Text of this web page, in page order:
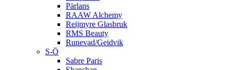
Pärlans
RAAW Alchemy
Reijmyre Glasbruk
RMS Beauty
Runevad/Geidvik
S-Ö
Sabre Paris